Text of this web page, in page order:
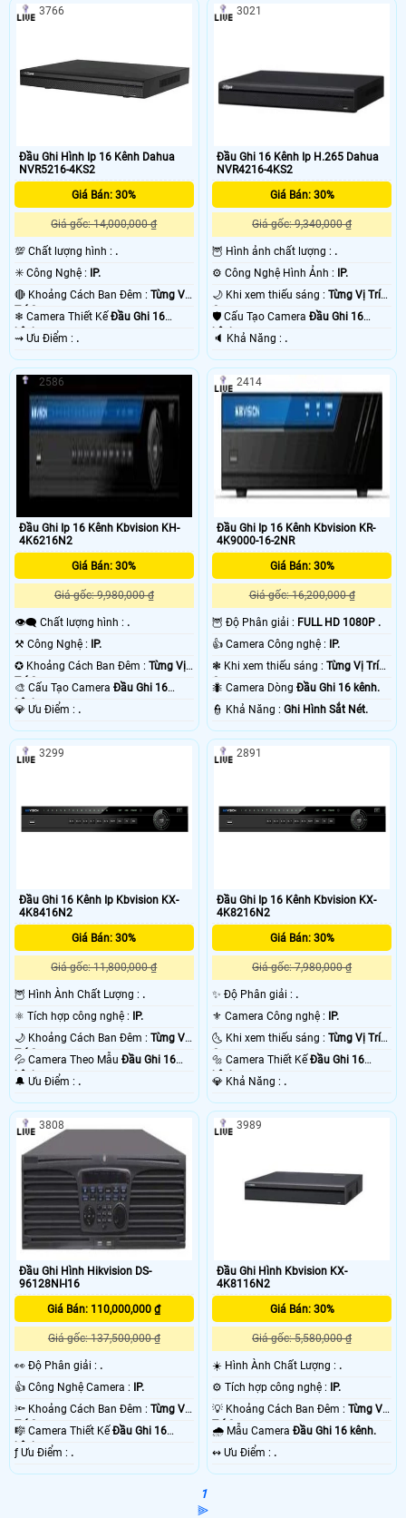
Đầu Ghi Hình Ip 16 Kênh Dahua
NVR5216-4KS2
Giá Bán: 30%
Giá gốc: 14,000,000 ₫
💯 Chất lượng hình : .
✳️ Công Nghệ :
IP.
🔴 Khoảng Cách Ban Đêm : Từng Vị
Trí Camera .
❄ Camera Thiết Kế Đầu Ghi 16
kênh.
️⇝ Ưu Điểm : .
3766
Đầu Ghi 16 Kênh Ip H.265 Dahua
NVR4216-4KS2
Giá Bán: 30%
Giá gốc: 9,340,000 ₫
🦉 Hình ảnh chất lượng : .
⚙ Công Nghệ Hình Ảnh :
IP.
🌙 Khi xem thiếu sáng :Từng Vị Trí
Camera .
🛡 Cấu Tạo CameraĐầu Ghi 16
kênh.
️🔈 Khả Năng : .
3021
Đầu Ghi Ip 16 Kênh Kbvision KH-
4K6216N2
Giá Bán: 30%
Giá gốc: 9,980,000 ₫
👁️‍🗨 Chất lượng hình : .
⚒ Công Nghệ :
IP.
✪ Khoảng Cách Ban Đêm : Từng Vị
Trí Camera .
🎨 Cấu Tạo Camera Đầu Ghi 16
kênh.
️💎 Ưu Điểm : .
2586
Đầu Ghi Ip 16 Kênh Kbvision KR-
4K9000-16-2NR
Giá Bán: 30%
Giá gốc: 16,200,000 ₫
🦉 Độ Phân giải : FULL HD 1080P .
👍 Camera Công nghệ :
IP.
❃ Khi xem thiếu sáng :Từng Vị Trí
Camera .
🐜 Camera DòngĐầu Ghi 16 kênh.
️👮 Khả Năng :Ghi Hình Sắt Nét.
2414
Đầu Ghi 16 Kênh Ip Kbvision KX-
4K8416N2
Giá Bán: 30%
Giá gốc: 11,800,000 ₫
🦉 Hình Ành Chất Lượng : .
⚛️ Tích hợp công nghệ : IP.
🌙 Khoảng Cách Ban Đêm : Từng Vị
Trí Camera .
💦 Camera Theo Mẫu Đầu Ghi 16
kênh.
️🔔 Ưu Điểm : .
3299
Đầu Ghi Ip 16 Kênh Kbvision KX-
4K8216N2
Giá Bán: 30%
Giá gốc: 7,980,000 ₫
✨ Độ Phân giải : .
⚜️ Camera Công nghệ : IP.
🌜 Khi xem thiếu sáng :Từng Vị Trí
Camera .
🔩 Camera Thiết KếĐầu Ghi 16
kênh.
️💎 Khả Năng : .
2891
Đầu Ghi Hình Hikvision DS-
96128NI-I16
Giá Bán: 110,000,000 ₫
Giá gốc: 137,500,000 ₫
️👀 Độ Phân giải : .
👍 Công Nghệ Camera : IP.
🔦 Khoảng Cách Ban Đêm : Từng Vị
Trí Camera .
🎼️ Camera Thiết KếĐầu Ghi 16
kênh.
️ƒ Ưu Điểm : .
3808
Đầu Ghi Hình Kbvision KX-
4K8116N2
Giá Bán: 30%
Giá gốc: 5,580,000 ₫
☀️ Hình Ành Chất Lượng : .
⚙ Tích hợp công nghệ : IP.
💡 Khoảng Cách Ban Đêm :Từng Vị
Trí Camera .
🌧️ Mẫu CameraĐầu Ghi 16 kênh.
️↭ Ưu Điểm : .
3989
1
⫸